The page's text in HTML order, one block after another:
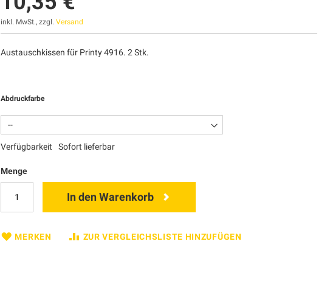
inkl. MwSt., zzgl.Versand
Austauschkissen für Printy 4916. 2 Stk.
Abdruckfarbe
Verfügbarkeit Sofort lieferbar
Menge
In den Warenkorb
MERKEN ZUR VERGLEICHSLISTE HINZUFÜGEN